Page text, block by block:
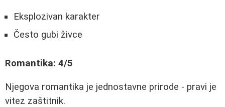
Eksplozivan karakter
Često gubi živce
Romantika: 4/5
Njegova romantika je jednostavne prirode - pravi je
vitez zaštitnik.